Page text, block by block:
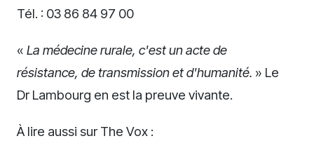
Tél. : 03 86 84 97 00
« La médecine rurale, c'est un acte de
résistance, de transmission et d'humanité. » Le
Dr Lambourg en est la preuve vivante.
À lire aussi sur The Vox :